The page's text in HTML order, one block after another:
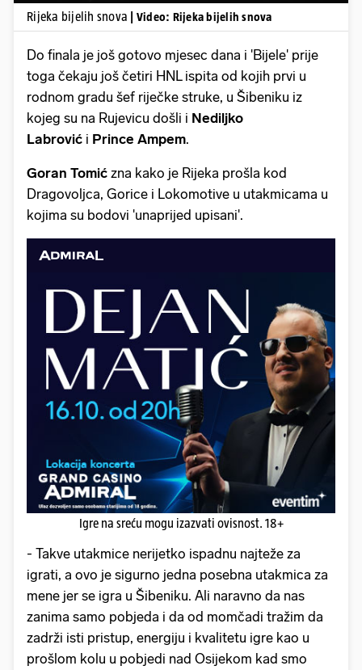
Rijeka bijelih snova | Video: Rijeka bijelih snova
Do finala je još gotovo mjesec dana i 'Bijele' prije
toga čekaju još četiri HNL ispita od kojih prvi u
rodnom gradu šef riječke struke, u Šibeniku iz
kojeg su na Rujevicu došli i Nediljko
Labrović i Prince Ampem.
Goran Tomić zna kako je Rijeka prošla kod
Dragovoljca, Gorice i Lokomotive u utakmicama u
kojima su bodovi 'unaprijed upisani'.
Igre na sreću mogu izazvati ovisnost. 18+
- Takve utakmice nerijetko ispadnu najteže za
igrati, a ovo je sigurno jedna posebna utakmica za
mene jer se igra u Šibeniku. Ali naravno da nas
zanima samo pobjeda i da od momčadi tražim da
zadrži isti pristup, energiju i kvalitetu igre kao u
prošlom kolu u pobjedi nad Osijekom kad smo